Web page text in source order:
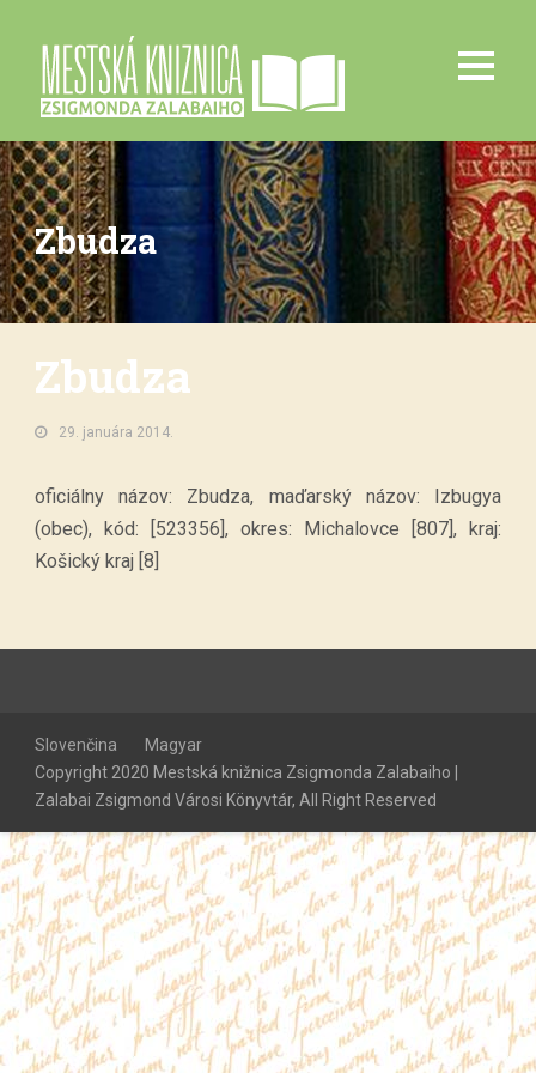
Zbudza
Zbudza
29. januára 2014.
oficiálny názov: Zbudza, maďarský názov: Izbugya
(obec), kód: [523356], okres: Michalovce [807], kraj:
Košický kraj [8]
Slovenčina
Magyar
Copyright 2020 Mestská knižnica Zsigmonda Zalabaiho |
Zalabai Zsigmond Városi Könyvtár, All Right Reserved